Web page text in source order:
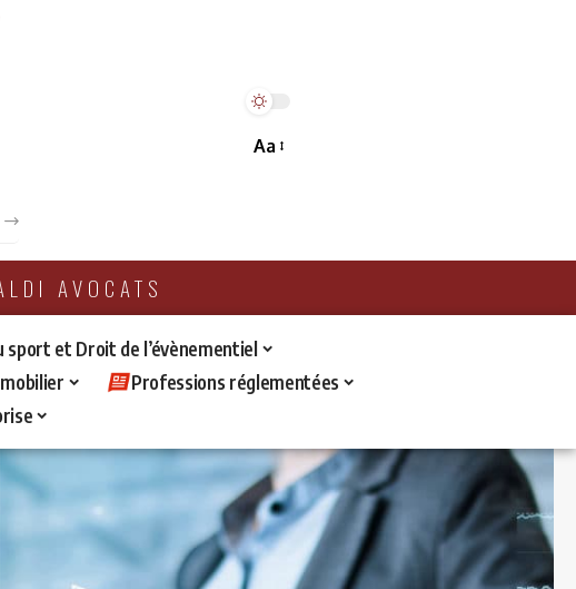
Aa
AVOCATS
sport et Droit de l’évènementiel
Professions réglementées